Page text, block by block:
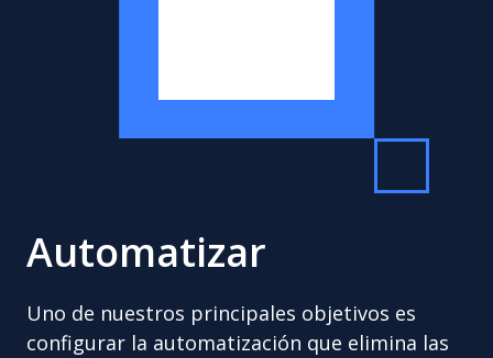
Automatizar
Uno de nuestros principales objetivos es
configurar la automatización que elimina las